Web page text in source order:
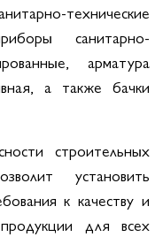
технические
санитарно-
арматура
а также бачки
строительных
установить
к качеству и
для всех